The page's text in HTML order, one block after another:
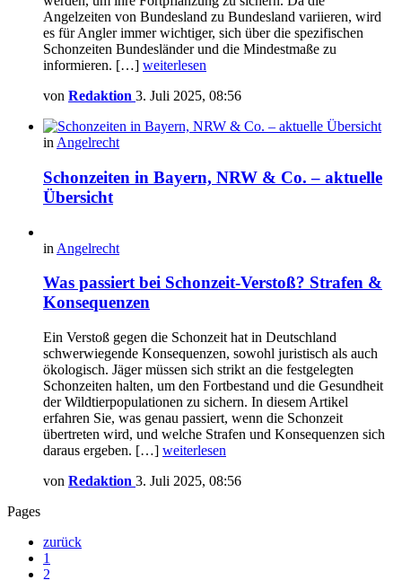
Angelzeiten von Bundesland zu Bundesland variieren, wird
es für Angler immer wichtiger, sich über die spezifischen
Schonzeiten Bundesländer und die Mindestmaße zu
informieren. […] weiterlesen
von Redaktion 3. Juli 2025, 08:56
in Angelrecht
Schonzeiten in Bayern, NRW & Co. – aktuelle
Übersicht
in Angelrecht
Was passiert bei Schonzeit-Verstoß? Strafen &
Konsequenzen
Ein Verstoß gegen die Schonzeit hat in Deutschland
schwerwiegende Konsequenzen, sowohl juristisch als auch
ökologisch. Jäger müssen sich strikt an die festgelegten
Schonzeiten halten, um den Fortbestand und die Gesundheit
der Wildtierpopulationen zu sichern. In diesem Artikel
erfahren Sie, was genau passiert, wenn die Schonzeit
übertreten wird, und welche Strafen und Konsequenzen sich
daraus ergeben. […] weiterlesen
von Redaktion 3. Juli 2025, 08:56
Pages
zurück
1
2